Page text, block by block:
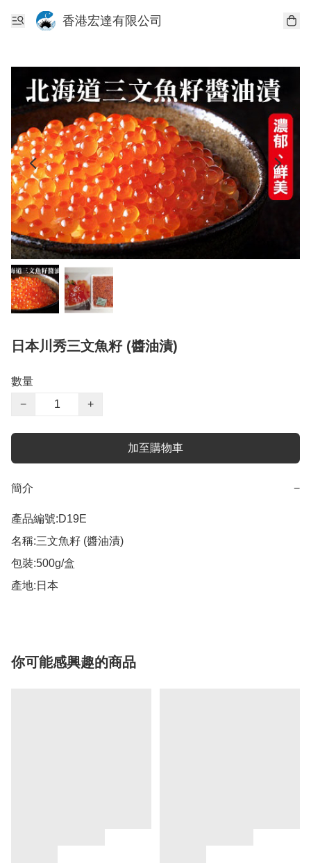
香港宏達有限公司
日本川秀三文魚籽 (醬油漬)
數量
−
+
加至購物車
簡介 −
產品編號:D19E
名稱:三文魚籽 (醬油漬)
包裝:500g/盒
產地:日本
你可能感興趣的商品